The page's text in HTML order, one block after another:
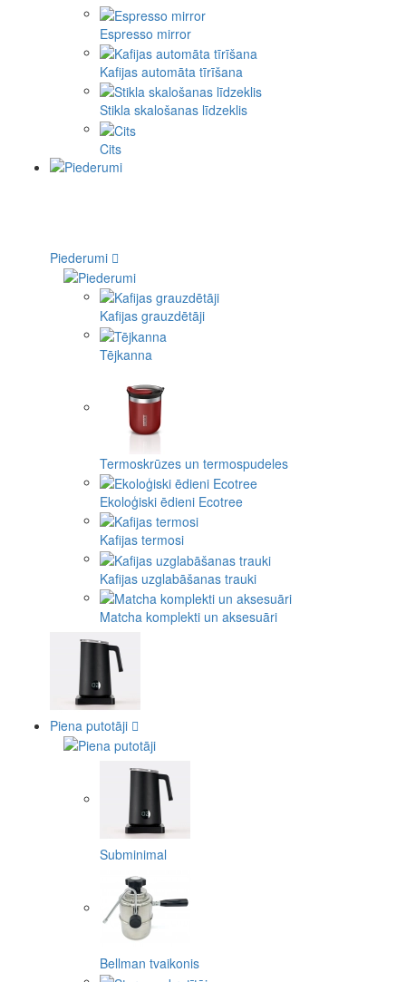
Espresso mirror
Kafijas automāta tīrīšana
Stikla skalošanas līdzeklis
Cits
Piederumi
Kafijas grauzdētāji
Tējkanna
Termoskrūzes un termospudeles
Ekoloģiski ēdieni Ecotree
Kafijas termosi
Kafijas uzglabāšanas trauki
Matcha komplekti un aksesuāri
Piena putotāji
Subminimal
Bellman tvaikonis